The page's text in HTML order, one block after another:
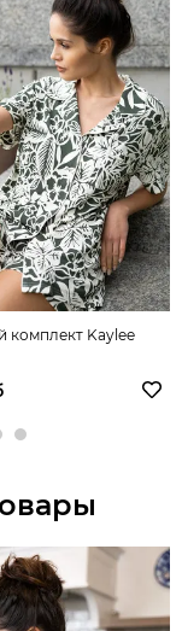
комплект Kaylee